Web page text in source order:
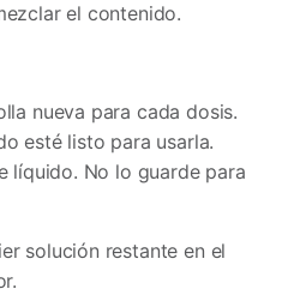
el contenido.
nueva para cada dosis.
esté listo para usarla.
líquido. No lo guarde para
solución restante en el